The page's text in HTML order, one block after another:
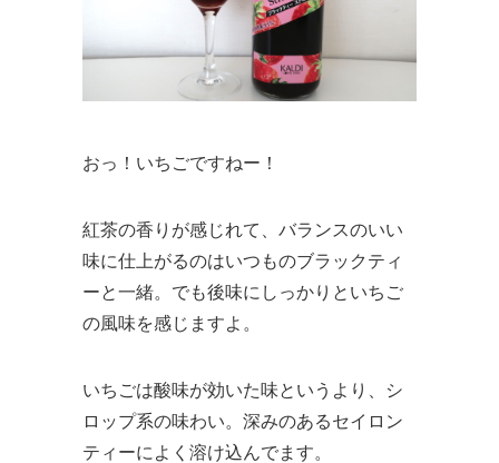
おっ！いちごですねー！
紅茶の香りが感じれて、バランスのいい
味に仕上がるのはいつものブラックティ
ーと一緒。でも後味にしっかりといちご
の風味を感じますよ。
いちごは酸味が効いた味というより、シ
ロップ系の味わい。深みのあるセイロン
ティーによく溶け込んでます。